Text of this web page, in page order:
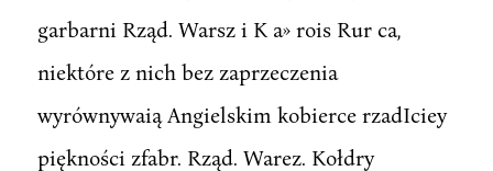
garbarni Rząd. Warsz i K a» rois Rur ca,
niektóre z nich bez zaprzeczenia
wyrównywaią Angielskim kobierce rzadIciey
piękności zfabr. Rząd. Warez. Kołdry